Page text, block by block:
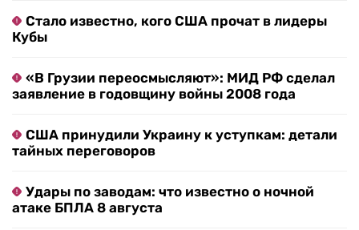
Стало известно, кого США прочат в лидеры
Кубы
«В Грузии переосмысляют»: МИД РФ сделал
заявление в годовщину войны 2008 года
США принудили Украину к уступкам: детали
тайных переговоров
Удары по заводам: что известно о ночной
атаке БПЛА 8 августа